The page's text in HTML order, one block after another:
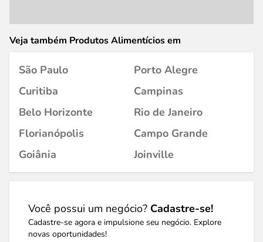
Veja também Produtos Alimentícios em
São Paulo
Porto Alegre
Curitiba
Campinas
Belo Horizonte
Rio de Janeiro
Florianópolis
Campo Grande
Goiânia
Joinville
Você possui um negócio? Cadastre-se!
Cadastre-se agora e impulsione seu negócio. Explore
novas oportunidades!